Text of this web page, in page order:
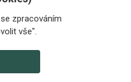
se zpracováním
vše".